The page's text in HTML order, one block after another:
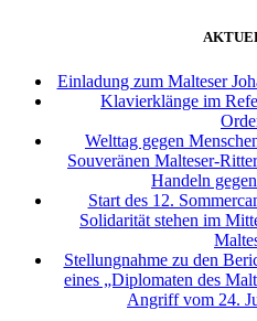
Einladung zum Malteser
Klavierklänge im
Welttag gegen
Souveränen Malteser-
Handeln
Start des 12.
Solidarität stehen im
Stellungnahme zu den
eines „Diplomaten des
Angriff vom 24.